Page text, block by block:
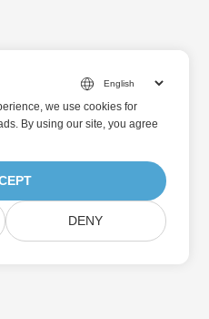
we use cookies for
By using our site, you agree
DENY